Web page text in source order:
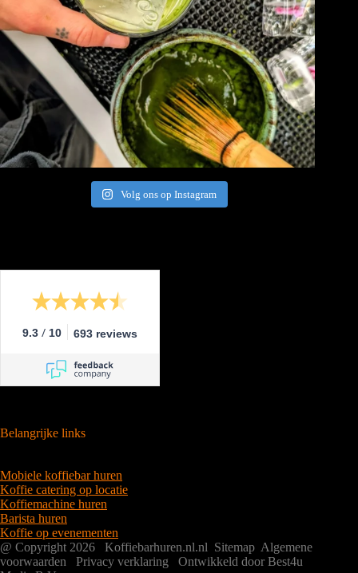
Volg ons op Instagram
9.3 / 10 693 reviews
Belangrijke links
Mobiele koffiebar huren
Koffie catering op locatie
Koffiemachine huren
Barista huren
Koffie op evenementen
@ Copyright 2026 Koffiebarhuren.nl.nl Sitemap Algemene
voorwaarden
Privacy verklaring
Ontwikkeld door Best4u